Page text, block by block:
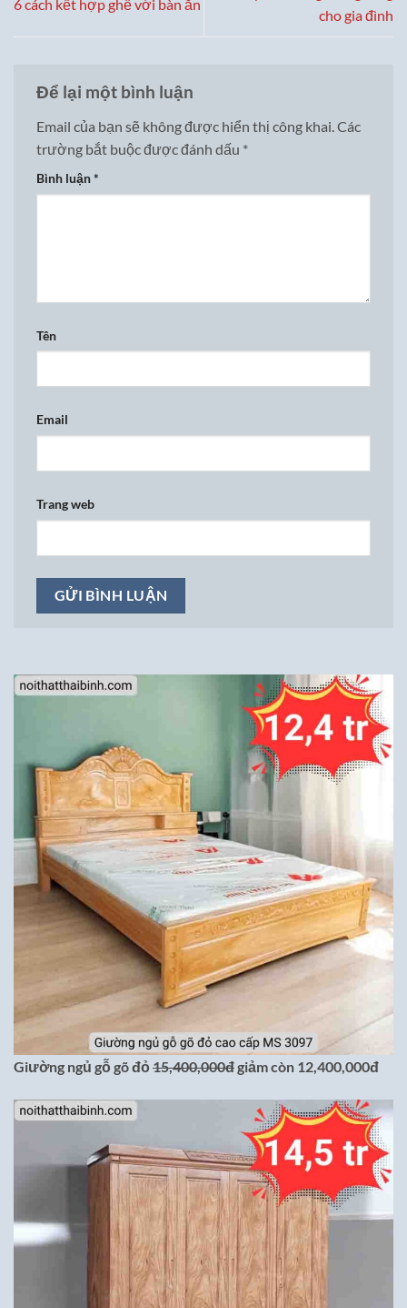
6 cách kết hợp ghế với bàn ăn
cho gia đình
Để lại một bình luận
Email của bạn sẽ không được hiển thị công khai.Các
trường bắt buộc được đánh dấu *
Bình luận*
Tên
Email
Trang web
Giường ngủ gỗ gõ đỏ 15,400,000đgiảm còn 12,400,000đ